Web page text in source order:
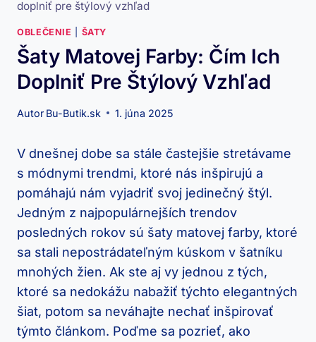
doplniť pre štýlový vzhľad
OBLEČENIE ŠATY
Šaty Matovej Farby: Čím Ich
Doplniť Pre Štýlový Vzhľad
Autor Bu-Butik.sk 1. júna 2025
V dnešnej dobe sa stále častejšie stretávame
s módnymi trendmi, ktoré nás inšpirujú a
pomáhajú nám vyjadriť svoj jedinečný štýl.
Jedným z najpopulárnejších trendov
posledných rokov sú šaty matovej farby, ktoré
sa stali nepostrádateľným kúskom v šatníku
mnohých žien. Ak ste aj vy jednou z tých,
ktoré sa nedokážu nabažiť týchto elegantných
šiat, potom sa neváhajte nechať inšpirovať
týmto článkom. Poďme sa pozrieť, ako